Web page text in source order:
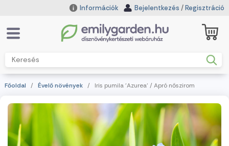
Információk Bejelentkezés /Regisztráció
Főoldal / Évelő növények / Iris pumila 'Azurea' / Apró nőszirom